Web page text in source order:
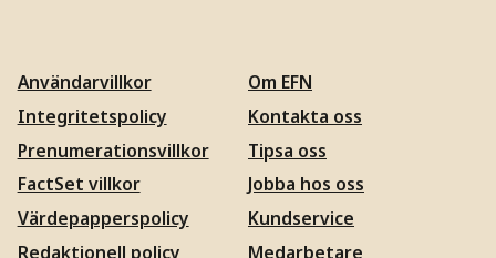
Användarvillkor
Integritetspolicy
Prenumerationsvillkor
FactSet villkor
Värdepapperspolicy
Redaktionell policy
Om EFN
Kontakta oss
Tipsa oss
Jobba hos oss
Kundservice
Medarbetare